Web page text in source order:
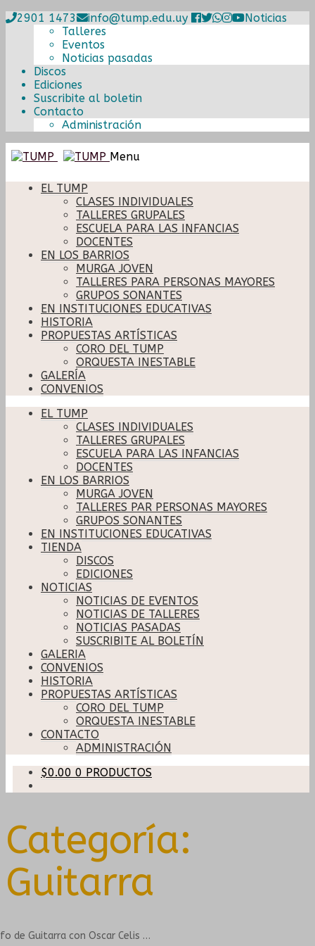
2901 1473 info@tump.edu.uy
Noticias
Talleres
Eventos
Noticias pasadas
Discos
Ediciones
Suscribite al boletin
Contacto
Administración
Ir
la
navegación
Ir
contenido
Menu
EL TUMP
CLASES INDIVIDUALES
TALLERES GRUPALES
ESCUELA PARA LAS INFANCIAS
DOCENTES
EN LOS BARRIOS
MURGA JOVEN
TALLERES PARA PERSONAS MAYORES
GRUPOS SONANTES
EN INSTITUCIONES EDUCATIVAS
HISTORIA
PROPUESTAS ARTÍSTICAS
CORO DEL TUMP
ORQUESTA INESTABLE
GALERÍA
CONVENIOS
EL TUMP
CLASES INDIVIDUALES
TALLERES GRUPALES
ESCUELA PARA LAS INFANCIAS
DOCENTES
EN LOS BARRIOS
MURGA JOVEN
TALLERES PAR PERSONAS MAYORES
GRUPOS SONANTES
EN INSTITUCIONES EDUCATIVAS
TIENDA
DISCOS
EDICIONES
NOTICIAS
NOTICIAS DE EVENTOS
NOTICIAS DE TALLERES
NOTICIAS PASADAS
SUSCRIBITE AL BOLETÍN
GALERIA
CONVENIOS
HISTORIA
PROPUESTAS ARTÍSTICAS
CORO DEL TUMP
ORQUESTA INESTABLE
CONTACTO
ADMINISTRACIÓN
$0.00 0 PRODUCTOS
Categoría:
Guitarra
de Guitarra con Oscar Celis …